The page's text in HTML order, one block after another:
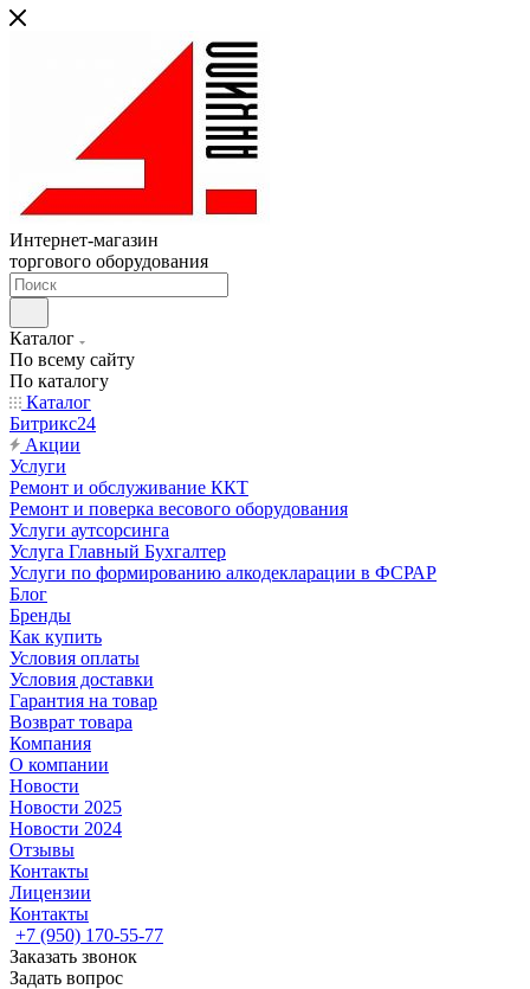
Интернет-магазин
торгового оборудования
Каталог
По всему сайту
По каталогу
Каталог
Битрикс24
Акции
Услуги
Ремонт и обслуживание ККТ
Ремонт и поверка весового оборудования
Услуги аутсорсинга
Услуга Главный Бухгалтер
Услуги по формированию алкодекларации в ФСРАР
Блог
Бренды
Как купить
Условия оплаты
Условия доставки
Гарантия на товар
Возврат товара
Компания
О компании
Новости
Новости 2025
Новости 2024
Отзывы
Контакты
Лицензии
Контакты
+7 (950) 170-55-77
Заказать звонок
Задать вопрос